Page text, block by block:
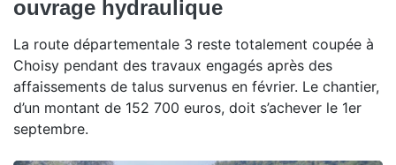
ouvrage hydraulique
La route départementale 3 reste totalement coupée à
Choisy pendant des travaux engagés après des
affaissements de talus survenus en février. Le chantier,
d’un montant de 152 700 euros, doit s’achever le 1er
septembre.